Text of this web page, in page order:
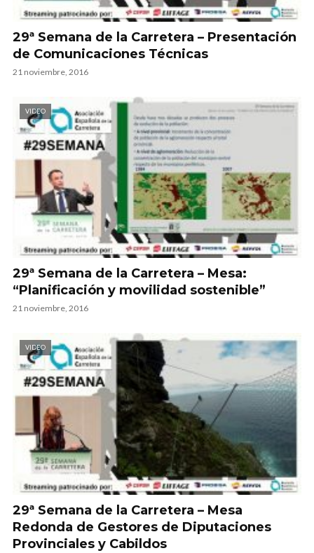
29ª Semana de la Carretera – Presentación
de Comunicaciones Técnicas
21 noviembre, 2016
VIDEO
29ª Semana de la Carretera – Mesa:
“Planificación y movilidad sostenible”
21 noviembre, 2016
VIDEO
29ª Semana de la Carretera – Mesa
Redonda de Gestores de Diputaciones
Provinciales y Cabildos